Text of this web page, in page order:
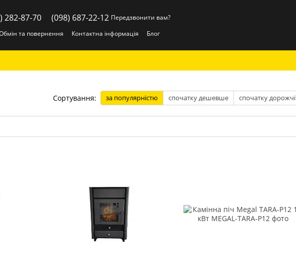
282-87-70 (098) 687-22-12 Передзвонити вам?
та повернення Контактна інформація Блог
Сортування: за популярністю спочатку дешевше спочатку дорожчі